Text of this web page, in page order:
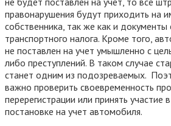
правонарушения будут приходить на
собственника, так же как и документы
транспортного налога. Кроме того,
не поставлен на учет умышленно с
либо преступлений. В таком случае
станет одним из подозреваемых.
важно проверить своевременность
перерегистрации или принять участие
постановке на учет автомобиля.